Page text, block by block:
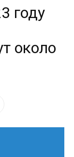
году
около